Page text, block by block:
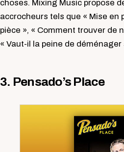
choses. Mixing Music propose
accrocheurs tels que « Mise en
pièce », « Comment trouver de
« Vaut-il la peine de déménager
3. Pensado’s Place